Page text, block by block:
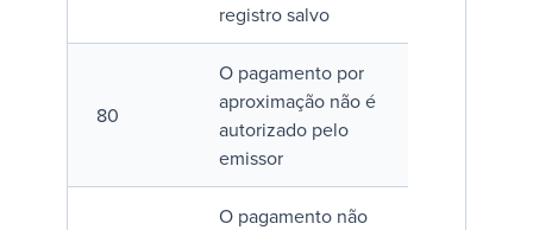
registro salvo
80
O pagamento por
aproximação não é
autorizado pelo
emissor
O pagamento não